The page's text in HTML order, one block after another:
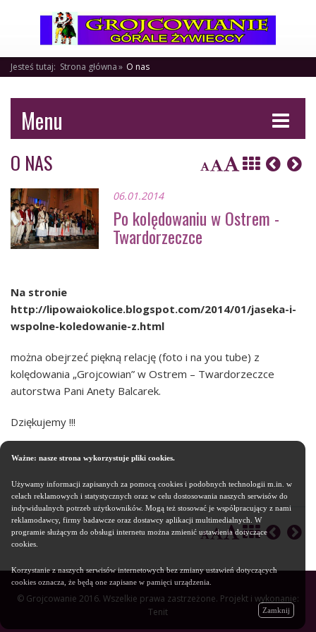
Jesteś tutaj: Strona główna O nas
Menu
O NAS
06.01.2014
Po kolędowaniu w Ostrem -
Twardorzeczce
Na stronie
http://lipowaiokolice.blogspot.com/2014/01/jaseka-i-
wspolne-koledowanie-z.html
można obejrzeć piękną relację (foto i na you tube) z
kolędowania „Grojcowian” w Ostrem – Twardorzeczce
autorstwa Pani Anety Balcarek.
Dziękujemy !!!
© Grojcowanie 2016. Wszelkie prawa zastrzeżone. Projekt i wykonanie:
Tenit
Ważne: nasze strona wykorzystuje pliki cookies.
Używamy informacji zapisanych za pomocą cookies i podobnych technologii m.in. w
celach reklamowych i statystycznych oraz w celu dostosowania naszych serwisów do
indywidualnych potrzeb użytkowników. Mogą też stosować je współpracujący z nami
reklamodawcy, firmy badawcze oraz dostawcy aplikacji multimedialnych. W
programie służącym do obsługi internetu można zmienić ustawienia dotyczące
cookies.
Korzystanie z naszych serwisów internetowych bez zmiany ustawień dotyczących
cookies oznacza, że będą one zapisane w pamięci urządzenia.
Zamknij